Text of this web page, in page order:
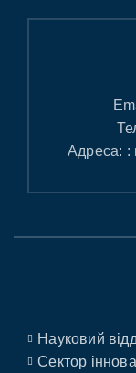
Адреса: :
Науковий
Сектор